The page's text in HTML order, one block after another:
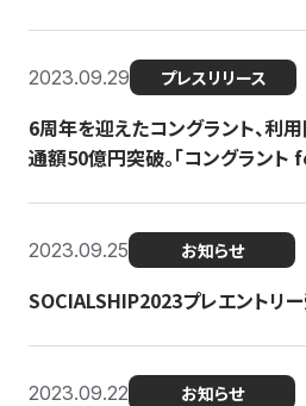
2023.09.29 プレスリリース
6周年を迎えたコングラント、利
通額50億円突破。「コングラント
2023.09.25 お知らせ
SOCIALSHIP2023プレエントリー
2023.09.22 お知らせ